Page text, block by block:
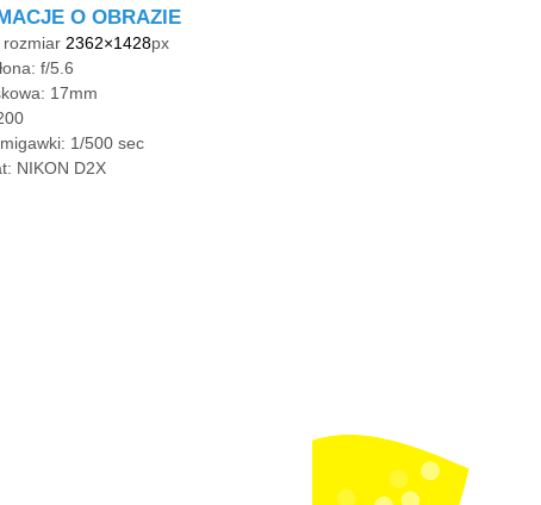
O OBRAZIE
rozmiar 2362×1428px
f/5.6
17mm
1/500 sec
NIKON D2X